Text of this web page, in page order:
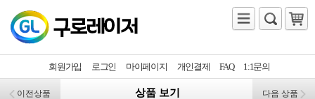
회원가입 로그인 마이페이지 개인결제 FAQ 1:1문의
이전상품 다음 상품
상품 보기